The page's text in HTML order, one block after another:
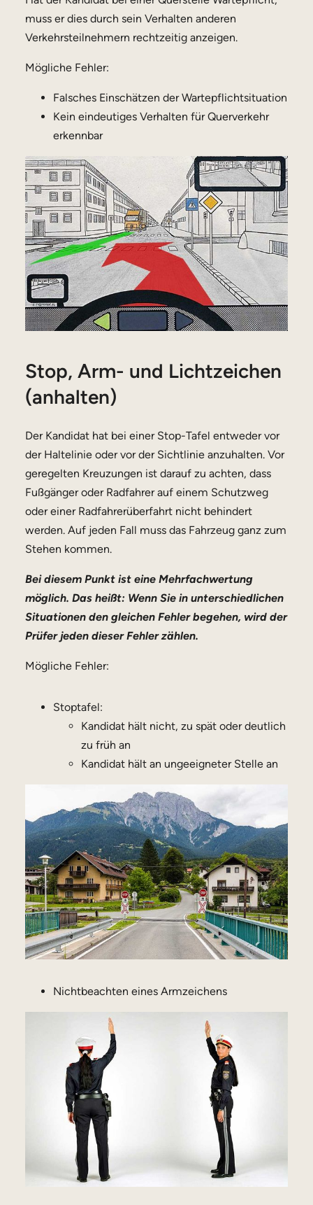
muss er dies durch sein Verhalten anderen
Verkehrsteilnehmern rechtzeitig anzeigen.
Mögliche Fehler:
Falsches Einschätzen der Wartepflichtsituation
Kein eindeutiges Verhalten für Querverkehr
erkennbar
Stop, Arm- und Lichtzeichen
(anhalten)
Der Kandidat hat bei einer Stop-Tafel entweder vor
der Haltelinie oder vor der Sichtlinie anzuhalten. Vor
geregelten Kreuzungen ist darauf zu achten, dass
Fußgänger oder Radfahrer auf einem Schutzweg
oder einer Radfahrerüberfahrt nicht behindert
werden. Auf jeden Fall muss das Fahrzeug ganz zum
Stehen kommen.
Bei diesem Punkt ist eine Mehrfachwertung
möglich. Das heißt: Wenn Sie in unterschiedlichen
Situationen den gleichen Fehler begehen, wird der
Prüfer jeden dieser Fehler zählen.
Mögliche Fehler:
Stoptafel:
Kandidat hält nicht, zu spät oder deutlich
zu früh an
Kandidat hält an ungeeigneter Stelle an
Nichtbeachten eines Armzeichens